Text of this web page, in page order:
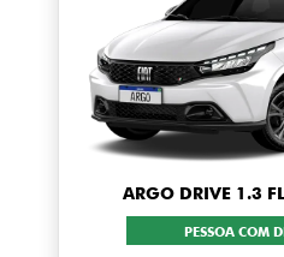
ARGO DRIVE 1.3
PESSOA COM